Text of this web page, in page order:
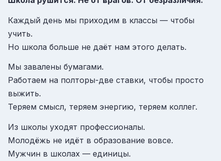
Каждый день мы приходим в классы — чтобы
учить.
Но школа больше не даёт нам этого делать.
Мы завалены бумагами.
Работаем на полторы-две ставки, чтобы просто
выжить.
Теряем смысл, теряем энергию, теряем коллег.
Из школы уходят профессионалы.
Молодёжь не идёт в образование вовсе.
Мужчин в школах — единицы.